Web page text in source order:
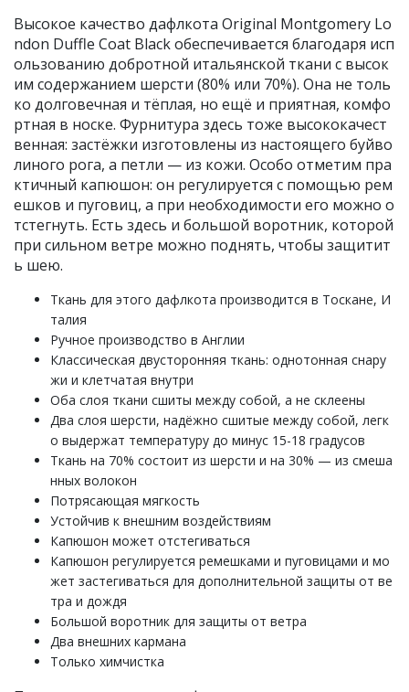
Высокое качество дафлкота Original Montgomery Lo
ndon Duffle Coat Black обеспечивается благодаря исп
ользованию добротной итальянской ткани с высок
им содержанием шерсти (80% или 70%). Она не толь
ко долговечная и тёплая, но ещё и приятная, комфо
ртная в носке. Фурнитура здесь тоже высококачест
венная: застёжки изготовлены из настоящего буйво
линого рога, а петли — из кожи. Особо отметим пра
ктичный капюшон: он регулируется с помощью рем
ешков и пуговиц, а при необходимости его можно о
тстегнуть. Есть здесь и большой воротник, которой
при сильном ветре можно поднять, чтобы защитит
ь шею.
Ткань для этого дафлкота производится в Тоскане, И
талия
Ручное производство в Англии
Классическая двусторонняя ткань: однотонная снару
жи и клетчатая внутри
Оба слоя ткани сшиты между собой, а не склеены
Два слоя шерсти, надёжно сшитые между собой, легк
о выдержат температуру до минус 15-18 градусов
Ткань на 70% состоит из шерсти и на 30% — из смеша
нных волокон
Потрясающая мягкость
Устойчив к внешним воздействиям
Капюшон может отстегиваться
Капюшон регулируется ремешками и пуговицами и мо
жет застегиваться для дополнительной защиты от ве
тра и дождя
Большой воротник для защиты от ветра
Два внешних кармана
Только химчистка